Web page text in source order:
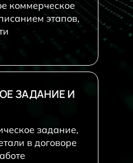
коммерческое
этапов,
ЗАДАНИЕ И
задание,
в договоре